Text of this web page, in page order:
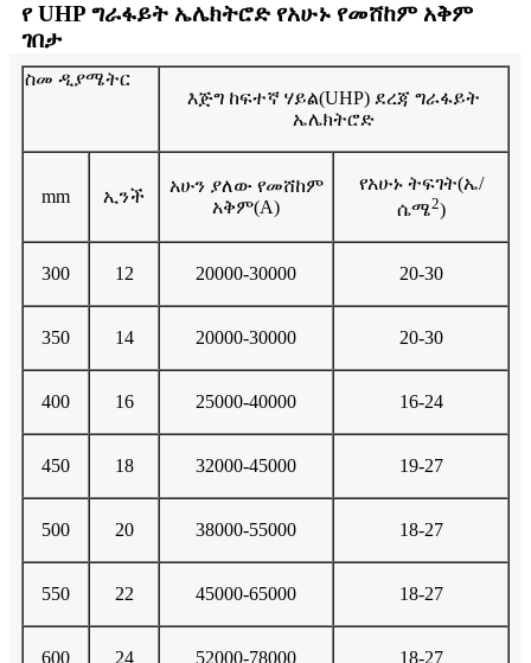
የ UHP ግራፋይት ኤሌክትሮድ የአሁኑ የመሸከም አቅም
ገበታ
ስመ ዲያሜትር
እጅግ ከፍተኛ ሃይል(UHP) ደረጃ ግራፋይት
ኤሌክትሮድ
mm ኢንች
አሁን ያለው የመሸከም
አቅም(A)
የአሁኑ ትፍገት(ኤ/
ሴሜ2)
300 12 20000-30000 20-30
350 14 20000-30000 20-30
400 16 25000-40000 16-24
450 18 32000-45000 19-27
500 20 38000-55000 18-27
550 22 45000-65000 18-27
600 24 52000-78000 18-27